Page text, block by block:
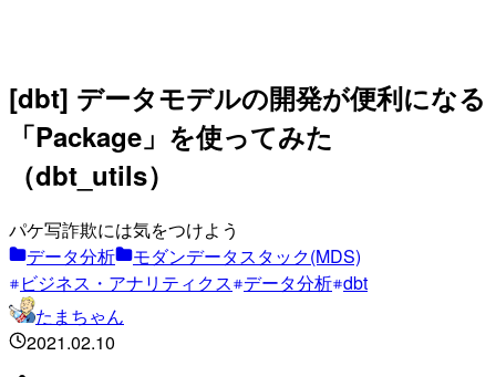
[dbt] データモデルの開発が便利になる
「Package」を使ってみた
（dbt_utils）
パケ写詐欺には気をつけよう
データ分析
モダンデータスタック(MDS)
ビジネス・アナリティクス データ分析 dbt
たまちゃん
2021.02.10